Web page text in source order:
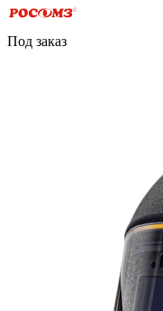
Под заказ